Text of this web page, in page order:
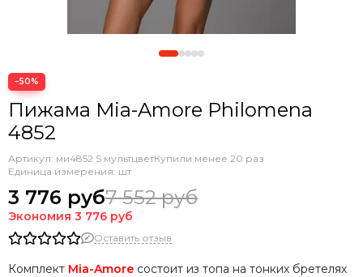
−50%
Пижама Mia-Amore Philomena
4852
Артикул: ми4852 S мультцветКупили менее 20 раз
Единица измерения: шт
3 776 руб7 552 руб
Экономия 3 776 руб
Оставить отзыв
Комплект Mia-Amore состоит из топа на тонких бретелях